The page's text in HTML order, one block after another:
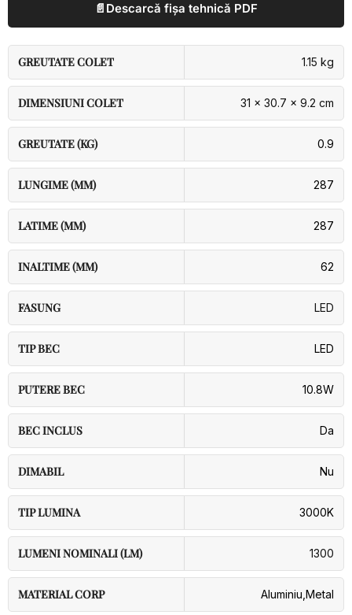
📄 Descarcă fișa tehnică PDF
GREUTATE COLET 1.15 kg
DIMENSIUNI COLET 31 × 30.7 × 9.2 cm
GREUTATE (KG) 0.9
LUNGIME (MM) 287
LATIME (MM) 287
INALTIME (MM) 62
FASUNG LED
TIP BEC LED
PUTERE BEC 10.8W
BEC INCLUS Da
DIMABIL Nu
TIP LUMINA 3000K
LUMENI NOMINALI (LM) 1300
MATERIAL CORP Aluminiu Metal